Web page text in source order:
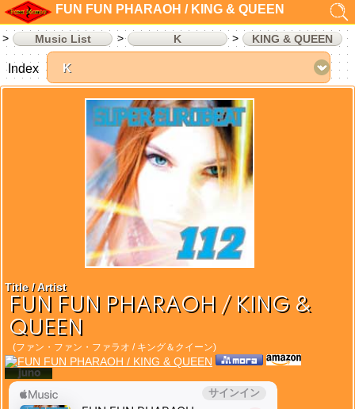
FUN FUN PHARAOH / KING & QUEEN
Music List K KING & QUEEN
Title / Artist
FUN FUN PHARAOH / KING &
QUEEN
(ファン・ファン・ファラオ / キング＆クイーン)
Index